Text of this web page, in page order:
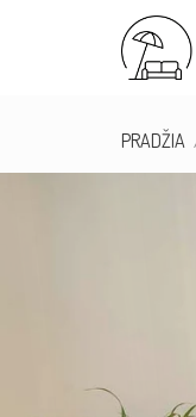
PRADŽIA